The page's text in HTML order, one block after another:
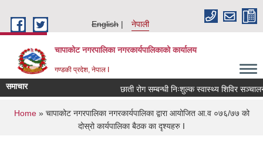
English
नेपाली
चापाकोट नगरपालिका नगरकार्यपालिकाको कार्यालय
गण्डकी प्रदेश, नेपाल I
समाचार छाती रोग सम्बन्धी निःशुल्क स्वास्थ्य शिविर सञ्चालन
You are here
Home» चापाकोट नगरपालिका नगरकार्यपालिका द्वारा आयोजित आ.व ०७६/७७ को
दोस्रो कार्यपालिका बैठक का दृश्यहरु I